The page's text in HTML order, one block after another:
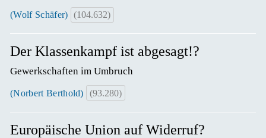
(Wolf Schäfer) (104.632)
Der Klassenkampf ist abgesagt!?
Gewerkschaften im Umbruch
(Norbert Berthold) (93.280)
Europäische Union auf Widerruf?